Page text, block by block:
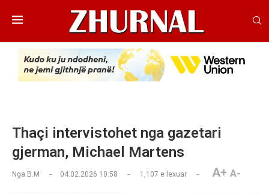
Thaçi intervistohet nga gazetari
gjerman, Michael Martens
Nga B.M 04.02.2026 10:58 1,107 e lexuar A+ A-